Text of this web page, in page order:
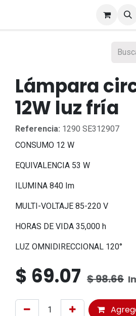
Lámpara
12W luz fría
Referencia: 1290 SE312907
CONSUMO 12 W
EQUIVALENCIA 53 W
ILUMINA 840 Im
MULTI-VOLTAJE 85-220 V
HORAS DE VIDA 35,000 h
LUZ OMNIDIRECCIONAL 120°
$ 69.07 $98.66